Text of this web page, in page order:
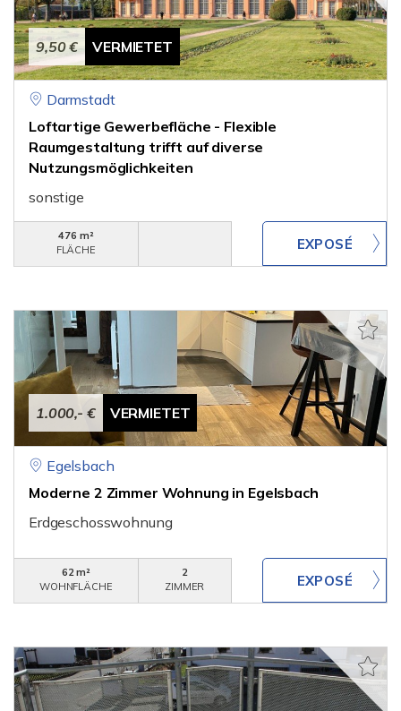
9,50 € VERMIETET
Darmstadt
Loftartige Gewerbefläche - Flexible
Raumgestaltung trifft auf di­verse
Nutzungsmöglichkeiten
sonstige
476 m²
FLÄCHE
1.000,- € VERMIETET
Egelsbach
Moderne 2 Zimmer Wohnung in Egelsbach
Erdgeschosswohnung
62 m²
WOHNFLÄCHE
2
ZIMMER